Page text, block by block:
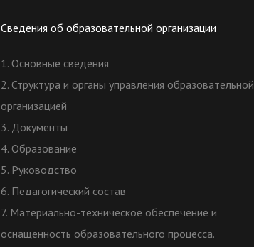
Сведения об образовательной организации
1. Основные сведения
2. Структура и органы управления образовательной
организацией
3. Документы
4. Образование
5. Руководство
6. Педагогический состав
7. Материально-техническое обеспечение и
оснащенность образовательного процесса.